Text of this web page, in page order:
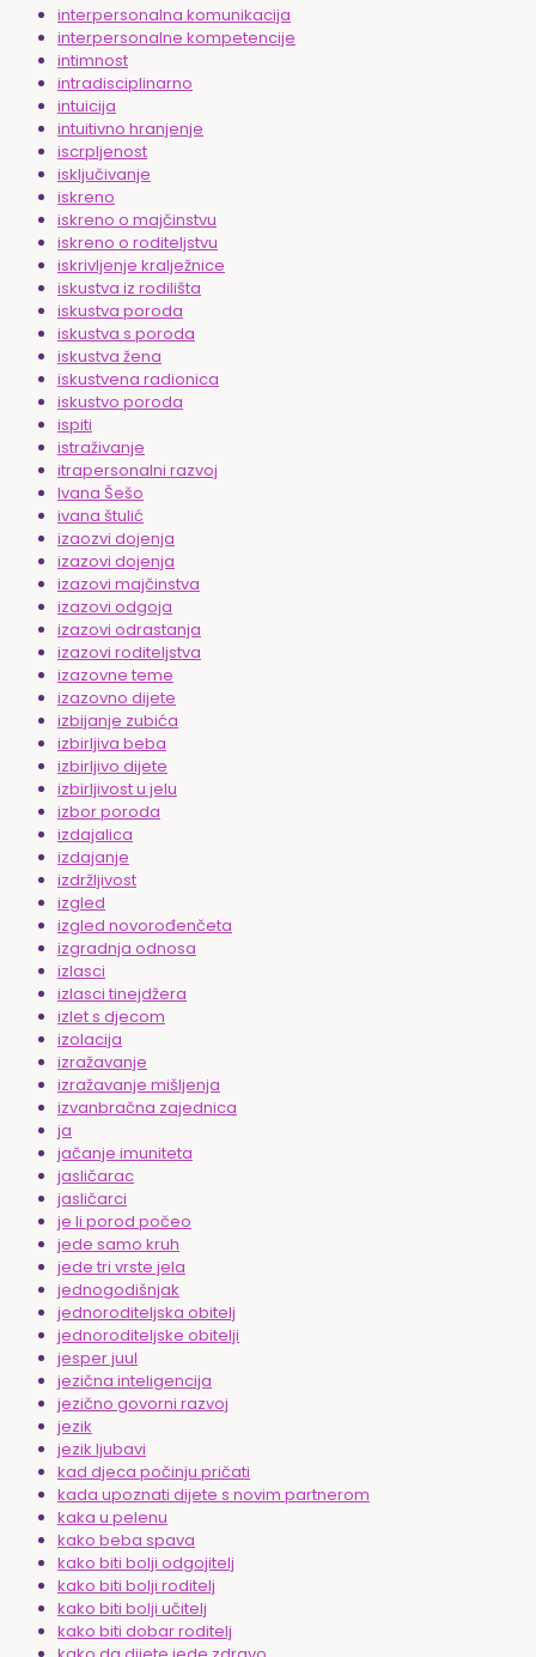
interpersonalna komunikacija
interpersonalne kompetencije
intimnost
intradisciplinarno
intuicija
intuitivno hranjenje
iscrpljenost
isključivanje
iskreno
iskreno o majčinstvu
iskreno o roditeljstvu
iskrivljenje kralježnice
iskustva iz rodilišta
iskustva poroda
iskustva s poroda
iskustva žena
iskustvena radionica
iskustvo poroda
ispiti
istraživanje
itrapersonalni razvoj
Ivana Šešo
ivana štulić
izaozvi dojenja
izazovi dojenja
izazovi majčinstva
izazovi odgoja
izazovi odrastanja
izazovi roditeljstva
izazovne teme
izazovno dijete
izbijanje zubića
izbirljiva beba
izbirljivo dijete
izbirljivost u jelu
izbor poroda
izdajalica
izdajanje
izdržljivost
izgled
izgled novorođenčeta
izgradnja odnosa
izlasci
izlasci tinejdžera
izlet s djecom
izolacija
izražavanje
izražavanje mišljenja
izvanbračna zajednica
ja
jačanje imuniteta
jasličarac
jasličarci
je li porod počeo
jede samo kruh
jede tri vrste jela
jednogodišnjak
jednoroditeljska obitelj
jednoroditeljske obitelji
jesper juul
jezična inteligencija
jezično govorni razvoj
jezik
jezik ljubavi
kad djeca počinju pričati
kada upoznati dijete s novim partnerom
kaka u pelenu
kako beba spava
kako biti bolji odgojitelj
kako biti bolji roditelj
kako biti bolji učitelj
kako biti dobar roditelj